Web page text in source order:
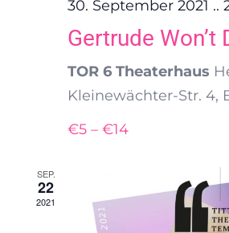
30. September 2021 ..
Gertrude Won’t
TOR 6 Theaterhaus
Kleinewächter-Str. 4,
€5 – €14
SEP.
22
2021